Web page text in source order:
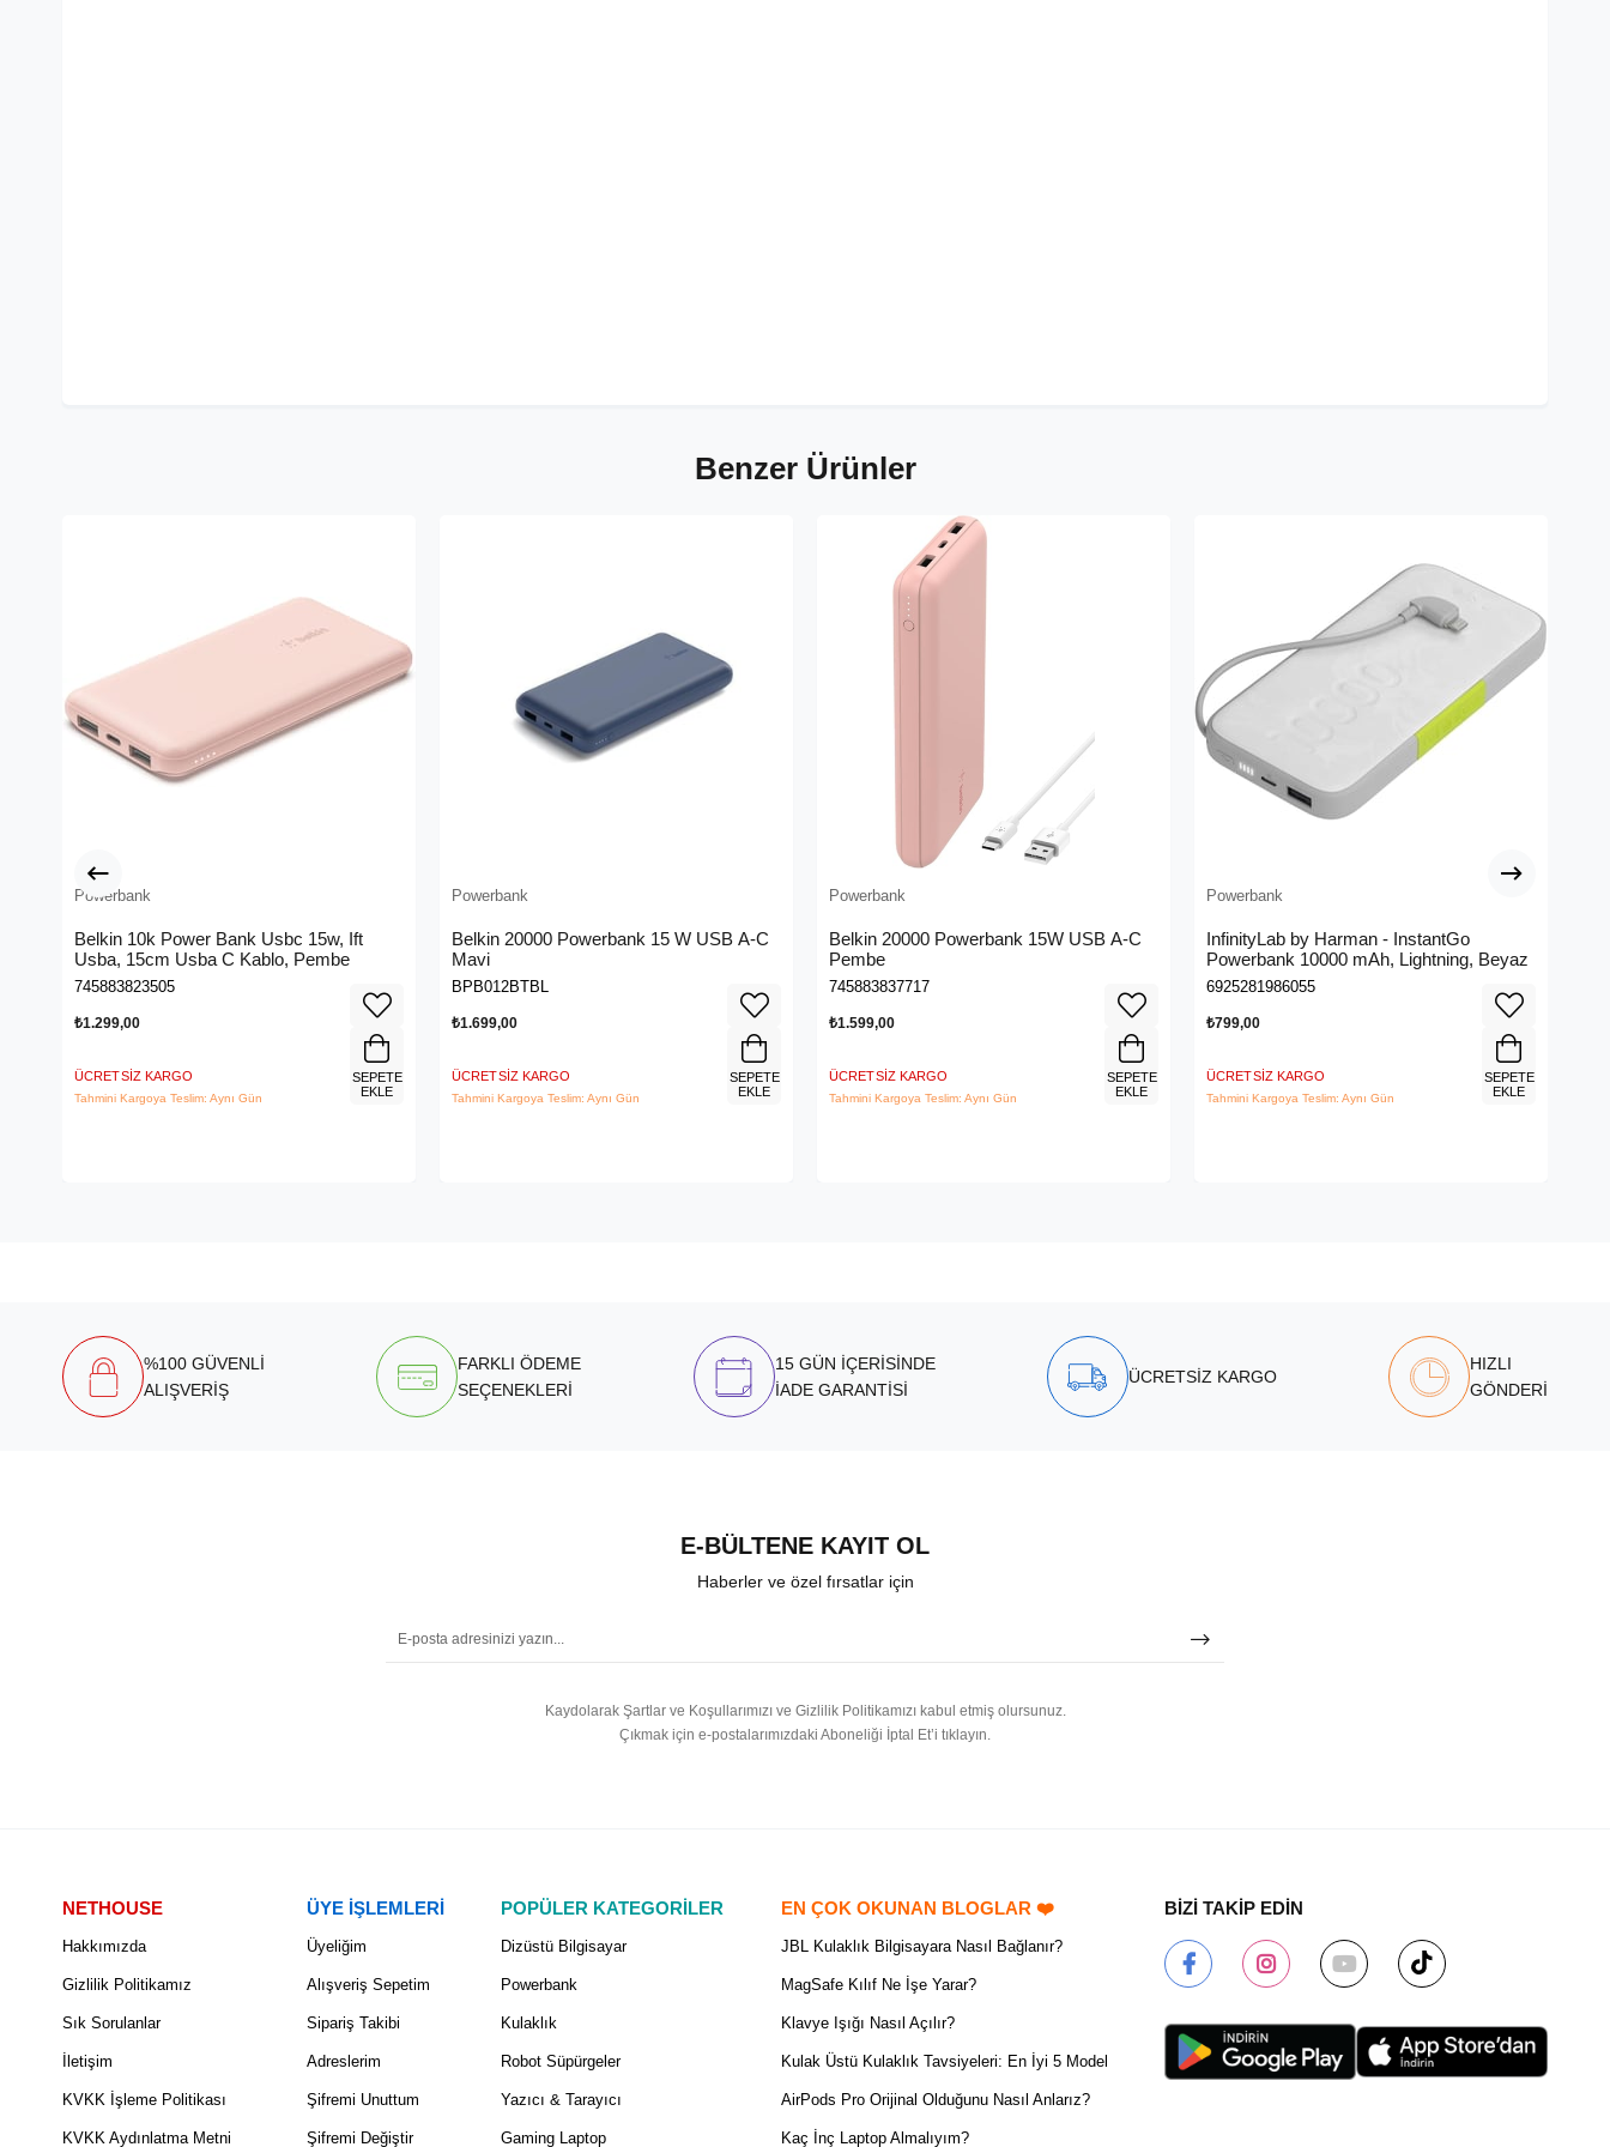
Benzer Ürünler
Powerbank
Belkin 10k Power Bank Usbc 15w, Ift
Usba, 15cm Usba C Kablo, Pembe
745883823505
₺1.299,00
ÜCRETSIZ KARGO
Tahmini Kargoya Teslim: Aynı Gün
SEPETE
EKLE
Powerbank
Belkin 20000 Powerbank 15 W USB A-C
Mavi
BPB012BTBL
₺1.699,00
ÜCRETSIZ KARGO
Tahmini Kargoya Teslim: Aynı Gün
SEPETE
EKLE
Powerbank
Belkin 20000 Powerbank 15W USB A-C
Pembe
745883837717
₺1.599,00
ÜCRETSIZ KARGO
Tahmini Kargoya Teslim: Aynı Gün
SEPETE
EKLE
Powerbank
InfinityLab by Harman - InstantGo
Powerbank 10000 mAh, Lightning, Beyaz
6925281986055
₺799,00
ÜCRETSIZ KARGO
Tahmini Kargoya Teslim: Aynı Gün
SEPETE
EKLE
%100 GÜVENLİ
ALIŞVERİŞ
FARKLI ÖDEME
SEÇENEKLERİ
15 GÜN İÇERİSİNDE
İADE GARANTİSİ
ÜCRETSİZ KARGO
HIZLI
GÖNDERİ
E-BÜLTENE KAYIT OL
Haberler ve özel fırsatlar için
Kaydolarak Şartlar ve Koşullarımızı ve Gizlilik Politikamızı kabul etmiş olursunuz.
Çıkmak için e-postalarımızdaki Aboneliği İptal Et’i tıklayın.
NETHOUSE
Hakkımızda
Gizlilik Politikamız
Sık Sorulanlar
İletişim
KVKK İşleme Politikası
KVKK Aydınlatma Metni
ÜYE İŞLEMLERİ
Üyeliğim
Alışveriş Sepetim
Sipariş Takibi
Adreslerim
Şifremi Unuttum
Şifremi Değiştir
POPÜLER KATEGORİLER
Dizüstü Bilgisayar
Powerbank
Kulaklık
Robot Süpürgeler
Yazıcı & Tarayıcı
Gaming Laptop
EN ÇOK OKUNAN BLOGLAR ❤️
JBL Kulaklık Bilgisayara Nasıl Bağlanır?
MagSafe Kılıf Ne İşe Yarar?
Klavye Işığı Nasıl Açılır?
Kulak Üstü Kulaklık Tavsiyeleri: En İyi 5 Model
AirPods Pro Orijinal Olduğunu Nasıl Anlarız?
Kaç İnç Laptop Almalıyım?
BİZİ TAKİP EDİN